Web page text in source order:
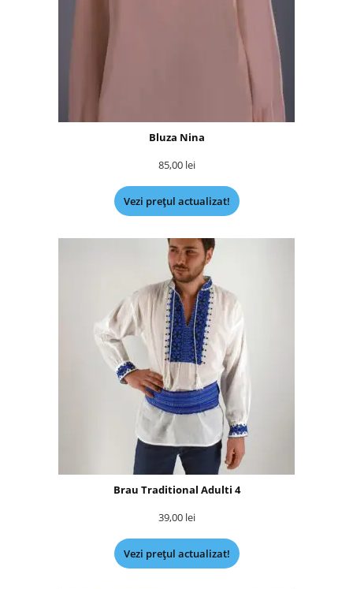
Bluza Nina
85,00 lei
Vezi prețul actualizat!
Brau Traditional Adulti 4
39,00 lei
Vezi prețul actualizat!